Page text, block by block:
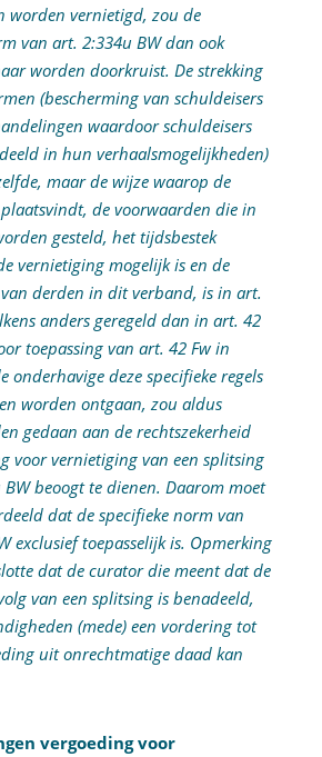
worden vernietigd, zou de
van art. 2:334u BW dan ook
worden doorkruist. De strekking
(bescherming van schuldeisers
waardoor schuldeisers
in hun verhaalsmogelijkheden)
maar de wijze waarop de
de voorwaarden die in
gesteld, het tijdsbestek
vernietiging mogelijk is en de
derden in dit verband, is in art.
anders geregeld dan in art. 42
toepassing van art. 42 Fw in
onderhavige deze specifieke regels
worden ontgaan, zou aldus
gedaan aan de rechtszekerheid
voor vernietiging van een splitsing
beoogt te dienen. Daarom moet
dat de specifieke norm van
exclusief toepasselijk is. Opmerking
dat de curator die meent dat de
van een splitsing is benadeeld,
(mede) een vordering tot
uit onrechtmatige daad kan
vergoeding voor